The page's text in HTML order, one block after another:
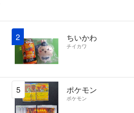
2 ちいかわ
チイカワ
5 ポケモン
ポケモン